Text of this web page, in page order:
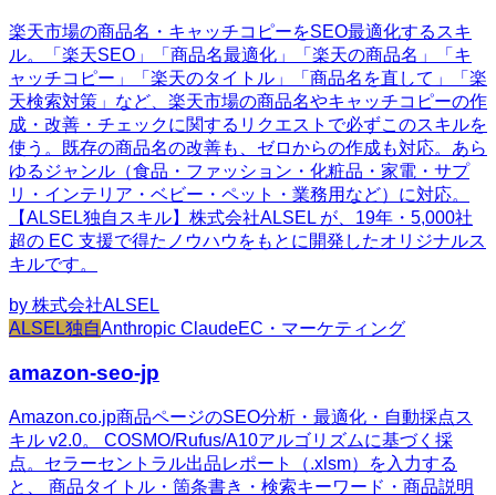
楽天市場の商品名・キャッチコピーをSEO最適化するスキ
ル。「楽天SEO」「商品名最適化」「楽天の商品名」「キ
ャッチコピー」「楽天のタイトル」「商品名を直して」「楽
天検索対策」など、楽天市場の商品名やキャッチコピーの作
成・改善・チェックに関するリクエストで必ずこのスキルを
使う。既存の商品名の改善も、ゼロからの作成も対応。あら
ゆるジャンル（食品・ファッション・化粧品・家電・サプ
リ・インテリア・ベビー・ペット・業務用など）に対応。
【ALSEL独自スキル】株式会社ALSEL が、19年・5,000社
超の EC 支援で得たノウハウをもとに開発したオリジナルス
キルです。
by 株式会社ALSEL
ALSEL独自Anthropic ClaudeEC・マーケティング
amazon-seo-jp
Amazon.co.jp商品ページのSEO分析・最適化・自動採点ス
キル v2.0。 COSMO/Rufus/A10アルゴリズムに基づく採
点。セラーセントラル出品レポート（.xlsm）を入力する
と、 商品タイトル・箇条書き・検索キーワード・商品説明